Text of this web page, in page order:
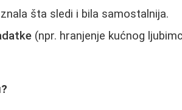
šta sledi i bila samostalnija.
(npr. hranjenje kućnog